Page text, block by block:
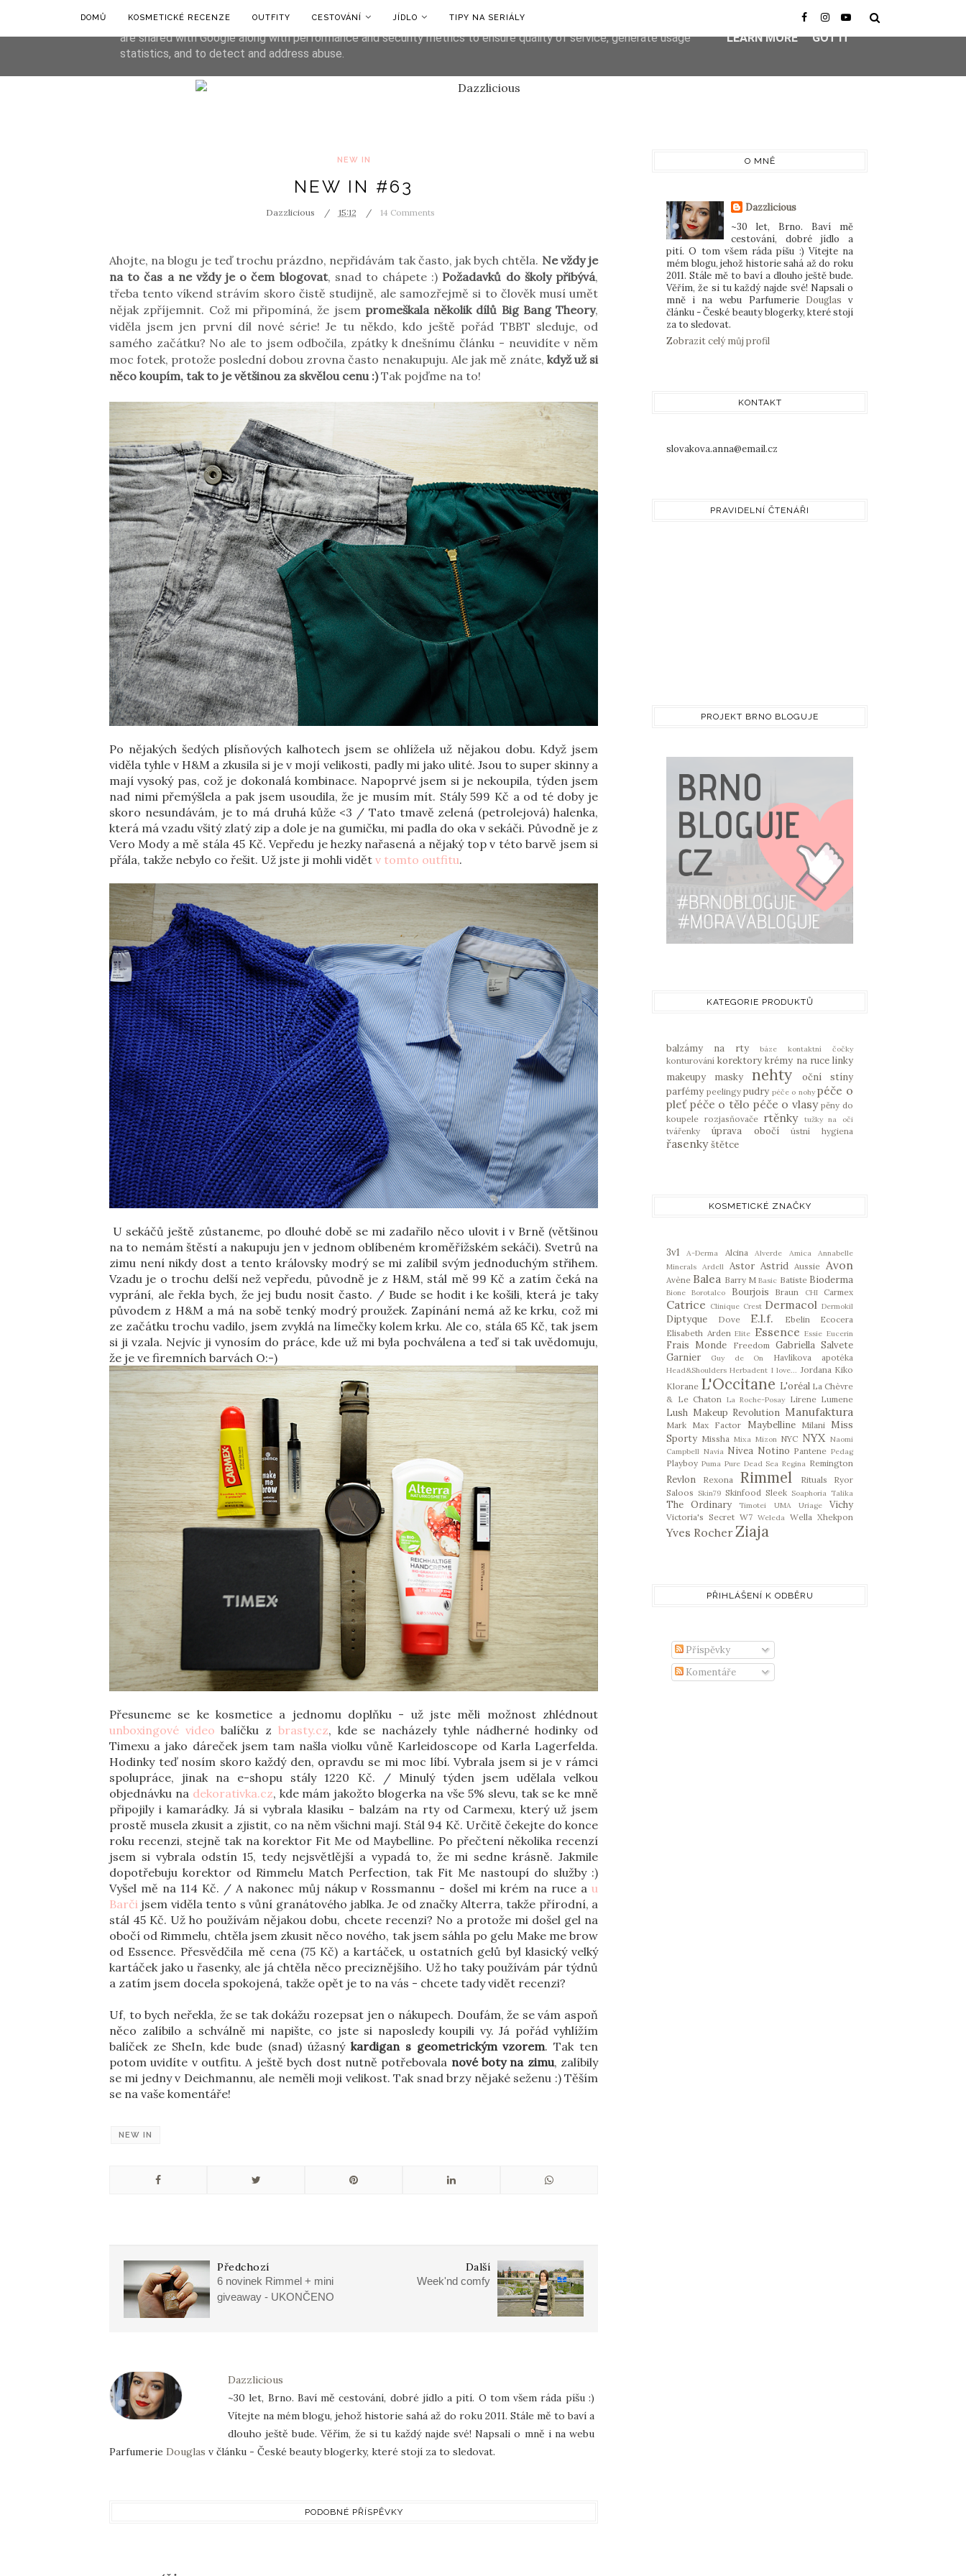
DOMŮ KOSMETICKÉ RECENZE OUTFITY CESTOVÁNÍ JÍDLO TIPY NA SERIÁLY
NEW IN
NEW IN #63
Dazzlicious 15:12 14 Comments
Ahojte, na blogu je teď trochu prázdno, nepřidávám tak často, jak bych chtěla. Ne vždy je
na to čas a ne vždy je o čem blogovat, snad to chápete :) Požadavků do školy přibývá,
třeba tento víkend strávím skoro čistě studijně, ale samozřejmě si to člověk musí umět
nějak zpříjemnit. Což mi připomíná, že jsem promeškala několik dílů Big Bang Theory,
viděla jsem jen první díl nové série! Je tu někdo, kdo ještě pořád TBBT sleduje, od
samého začátku? No ale to jsem odbočila, zpátky k dnešnímu článku - neuvidíte v něm
moc fotek, protože poslední dobou zrovna často nenakupuju. Ale jak mě znáte, když už si
něco koupím, tak to je většinou za skvělou cenu :)Tak pojďme na to!
Po nějakých šedých plísňových kalhotech jsem se ohlížela už nějakou dobu. Když jsem
viděla tyhle v H&M a zkusila si je v mojí velikosti, padly mi jako ulité. Jsou to super skinny a
mají vysoký pas, což je dokonalá kombinace. Napoprvé jsem si je nekoupila, týden jsem
nad nimi přemýšlela a pak jsem usoudila, že je musím mít. Stály 599 Kč a od té doby je
skoro nesundávám, je to má druhá kůže <3 / Tato tmavě zelená (petrolejová) halenka,
která má vzadu všitý zlatý zip a dole je na gumičku, mi padla do oka v sekáči. Původně je z
Vero Mody a mě stála 45 Kč. Vepředu je hezky nařasená a nějaký top v této barvě jsem si
přála, takže nebylo co řešit. Už jste ji mohli vidět v tomto outfitu.
U sekáčů ještě zůstaneme, po dlouhé době se mi zadařilo něco ulovit i v Brně (většinou
na to nemám štěstí a nakupuju jen v jednom oblíbeném kroměřížském sekáči). Svetrů na
zimu není nikdy dost a tento královsky modrý se mi zalíbil svým jednoduchým střihem.
Vzadu je o trochu delší než vepředu, původně je z H&M, stál mě 99 Kč a zatím čeká na
vyprání, ale řekla bych, že jej budu nosit často. / Bude se hodit i ke košili, která je taky
původem z H&M a má na sobě tenký modrý proužek. Zapínání nemá až ke krku, což mi
ze začátku trochu vadilo, jsem zvyklá na límečky kolem krku. Ale co, stála 65 Kč, tak jsem
si ji vzala. Nejvíc ji vynosím do práce, kde už mi byla pochválena a teď si tak uvědomuju,
že je ve firemních barvách O:-)
Přesuneme se ke kosmetice a jednomu doplňku - už jste měli možnost zhlédnout
unboxingové video balíčku z brasty.cz, kde se nacházely tyhle nádherné hodinky od
Timexu a jako dáreček jsem tam našla violku vůně Karleidoscope od Karla Lagerfelda.
Hodinky teď nosím skoro každý den, opravdu se mi moc líbí. Vybrala jsem si je v rámci
spolupráce, jinak na e-shopu stály 1220 Kč. / Minulý týden jsem udělala velkou
objednávku na dekorativka.cz, kde mám jakožto blogerka na vše 5% slevu, tak se ke mně
připojily i kamarádky. Já si vybrala klasiku - balzám na rty od Carmexu, který už jsem
prostě musela zkusit a zjistit, co na něm všichni mají. Stál 94 Kč. Určitě čekejte do konce
roku recenzi, stejně tak na korektor Fit Me od Maybelline. Po přečtení několika recenzí
jsem si vybrala odstín 15, tedy nejsvětlější a vypadá to, že mi sedne krásně. Jakmile
dopotřebuju korektor od Rimmelu Match Perfection, tak Fit Me nastoupí do služby :)
Vyšel mě na 114 Kč. / A nakonec můj nákup v Rossmannu - došel mi krém na ruce a u
Barči jsem viděla tento s vůní granátového jablka. Je od značky Alterra, takže přírodní, a
stál 45 Kč. Už ho používám nějakou dobu, chcete recenzi? No a protože mi došel gel na
obočí od Rimmelu, chtěla jsem zkusit něco nového, tak jsem sáhla po gelu Make me brow
od Essence. Přesvědčila mě cena (75 Kč) a kartáček, u ostatních gelů byl klasický velký
kartáček jako u řasenky, ale já chtěla něco preciznějšího. Už ho taky používám pár týdnů
a zatím jsem docela spokojená, takže opět je to na vás - chcete tady vidět recenzi?
Uf, to bych neřekla, že se tak dokážu rozepsat jen o nákupech. Doufám, že se vám aspoň
něco zalíbilo a schválně mi napište, co jste si naposledy koupili vy. Já pořád vyhlížím
balíček ze SheIn, kde bude (snad) úžasnýkardigan s geometrickým vzorem. Tak ten
potom uvidíte v outfitu. A ještě bych dost nutně potřebovala nové boty na zimu, zalíbily
se mi jedny v Deichmannu, ale neměli moji velikost. Tak snad brzy nějaké seženu :) Těším
se na vaše komentáře!
NEW IN
Další
Week'nd comfy
Předchozí
6 novinek Rimmel + mini
giveaway - UKONČENO
Dazzlicious
~30 let, Brno. Baví mě cestování, dobré jídlo a pití. O tom všem ráda píšu :)
Vítejte na mém blogu, jehož historie sahá až do roku 2011. Stále mě to baví a
dlouho ještě bude. Věřím, že si tu každý najde své! Napsali o mně i na webu
Parfumerie Douglas v článku - České beauty blogerky, které stojí za to sledovat.
PODOBNÉ PŘÍSPĚVKY
O MNĚ
Dazzlicious
~30 let, Brno. Baví mě
cestování, dobré jídlo a
pití. O tom všem ráda píšu :) Vítejte na
mém blogu, jehož historie sahá až do roku
2011. Stále mě to baví a dlouho ještě bude.
Věřím, že si tu každý najde své! Napsali o
mně i na webu Parfumerie Douglas v
článku - České beauty blogerky, které stojí
za to sledovat.
Zobrazit celý můj profil
KONTAKT
slovakova.anna@email.cz
PRAVIDELNÍ ČTENÁŘI
PROJEKT BRNO BLOGUJE
KATEGORIE PRODUKTŮ
balzámy na rty báze kontaktní čočky
konturování korektory krémy na ruce linky
makeupy
masky nehty
oční stíny
parfémy peelingy pudry péče o nohy péče o
pleť péče o tělo péče o vlasy pěny do
koupele rozjasňovače rtěnky tužky na oči
tvářenky úprava obočí ústní hygiena
řasenky štětce
KOSMETICKÉ ZNAČKY
3v1 A-Derma Alcina Alverde Amica
Annabelle
Minerals
Ardell Astor Astrid Aussie Avon
Avène Balea Barry M Basic Batiste Bioderma
Bione Borotalco Bourjois Braun CHI Carmex
Catrice Clinique Crest Dermacol Dermokil
Diptyque Dove E.l.f. Ebelin
Ecocera
Elisabeth Arden Elite Essence Essie Eucerin
Frais Monde Freedom Gabriella Salvete
Garnier
Guy de On Havlíkova apotéka
Head&Shoulders Herbadent I love... Jordana Kiko
Klorane L'Occitane L'oréal La Chèvre
& Le Chaton La Roche-Posay Lirene Lumene
Lush Makeup Revolution Manufaktura
Mark Max Factor Maybelline Milani
Miss
Sporty Missha Mixa Mizon NYC NYX Naomi
Campbell Navia Nivea Notino Pantene Pedag
Playboy Puma Pure Dead Sea Regina Remington
Revlon Rexona Rimmel Rituals
Ryor
Saloos
Skin79 Skinfood Sleek Soaphoria Talika
The Ordinary Timotei UMA Uriage Vichy
Victoria's Secret W7 Weleda Wella Xhekpon
Yves Rocher Ziaja
PŘIHLÁŠENÍ K ODBĚRU
Příspěvky
Komentáře
This site uses cookies from Google to deliver its services and to analyze traffic. Your IP address and user-agent
are shared with Google along with performance and security metrics to ensure quality of service, generate usage
statistics, and to detect and address abuse.
LEARN MORE GOT IT